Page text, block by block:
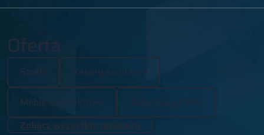
Oferta
Kabiny sanitarne
Meble kontraktowe
Zobacz wszystkie produkty